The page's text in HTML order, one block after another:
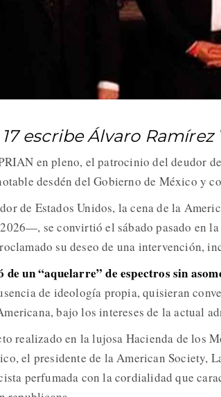
escribe Álvaro Ramírez
en pleno, el patrocinio del deudor
desdén del Gobierno de México y
de Estados Unidos, la cena de la
se convirtió el sábado pasado en
su deseo de una intervención,
de un “aquelarre” de espectros sin
de ideología propia, quisieran
bajo los intereses de la actual
realizado en la lujosa Hacienda de los
el presidente de la American Society,
perfumada con la cordialidad que